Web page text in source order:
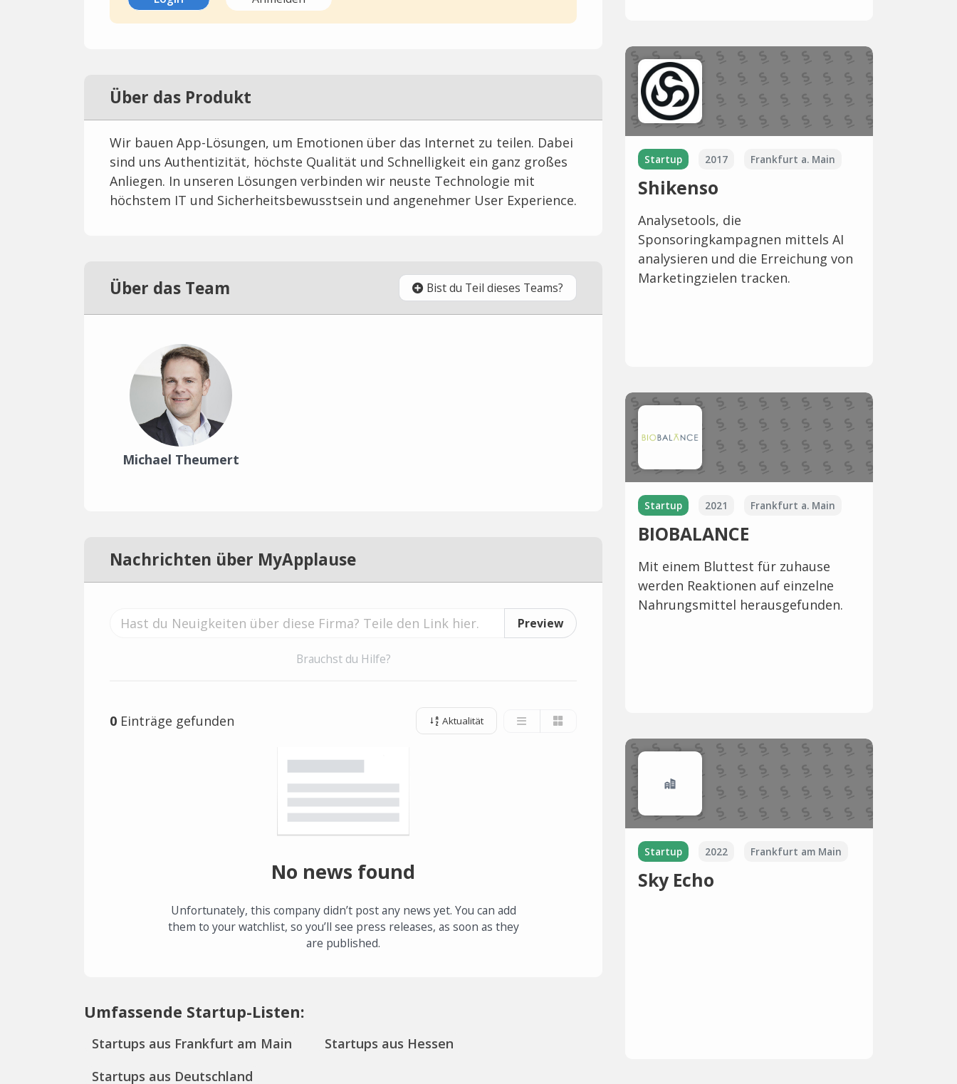
Über das Produkt
Wir bauen App-Lösungen, um Emotionen über das Internet zu teilen. Dabei
sind uns Authentizität, höchste Qualität und Schnelligkeit ein ganz großes
Anliegen. In unseren Lösungen verbinden wir neuste Technologie mit
höchstem IT und Sicherheitsbewusstsein und angenehmer User Experience.
Über das Team Bist du Teil dieses Teams?
Michael Theumert
Nachrichten über MyApplause
Preview
Brauchst du Hilfe?
0 Einträge gefunden Aktualität
No news found
Unfortunately, this company didn’t post any news yet. You can add
them to your watchlist, so you’ll see press releases, as soon as they
are published.
Umfassende Startup-Listen:
Startups aus Frankfurt am Main
Startups aus Hessen
Startups aus Deutschland
Startup 2017 Frankfurt a. Main
Shikenso
Analysetools, die
Sponsoringkampagnen mittels AI
analysieren und die Erreichung von
Marketingzielen tracken.
Startup 2021 Frankfurt a. Main
BIOBALANCE
Mit einem Bluttest für zuhause
werden Reaktionen auf einzelne
Nahrungsmittel herausgefunden.
Startup 2022 Frankfurt am Main
Sky Echo